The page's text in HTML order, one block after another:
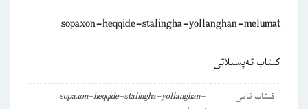
sopaxon-heqqide-stalingha-yollanghan-melumat
كىتاب تەپسىلاتى
كىتاب نامى
sopaxon-heqqide-stalingha-yollanghan-